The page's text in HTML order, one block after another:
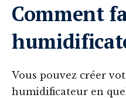
Comment
Vous pouvez créer
humidificateur en